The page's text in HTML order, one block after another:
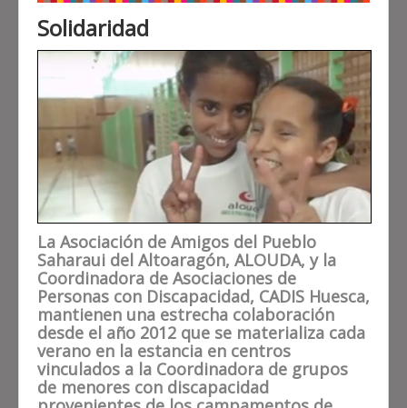
Solidaridad
La Asociación de Amigos del Pueblo
Saharaui del Altoaragón, ALOUDA, y la
Coordinadora de Asociaciones de
Personas con Discapacidad, CADIS Huesca,
mantienen una estrecha colaboración
desde el año 2012 que se materializa cada
verano en la estancia en centros
vinculados a la Coordinadora de grupos
de menores con discapacidad